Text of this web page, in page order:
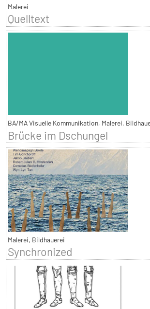
Malerei
Quelltext
BA/MA Visuelle Kommunikation, Malerei,
Brücke im Dschungel
Malerei, Bildhauerei
Synchronized